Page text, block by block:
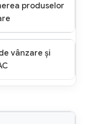
produselor
vânzare și